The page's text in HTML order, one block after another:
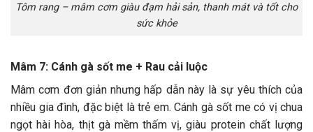
Tôm rang – mâm cơm giàu đạm hải sản, thanh mát và tốt cho
sức khỏe
Mâm 7: Cánh gà sốt me + Rau cải luộc
Mâm cơm đơn giản nhưng hấp dẫn này là sự yêu thích của
nhiều gia đình, đặc biệt là trẻ em. Cánh gà sốt me có vị chua
ngọt hài hòa, thịt gà mềm thấm vị, giàu protein chất lượng